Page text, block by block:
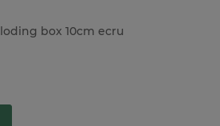
box 10cm ecru